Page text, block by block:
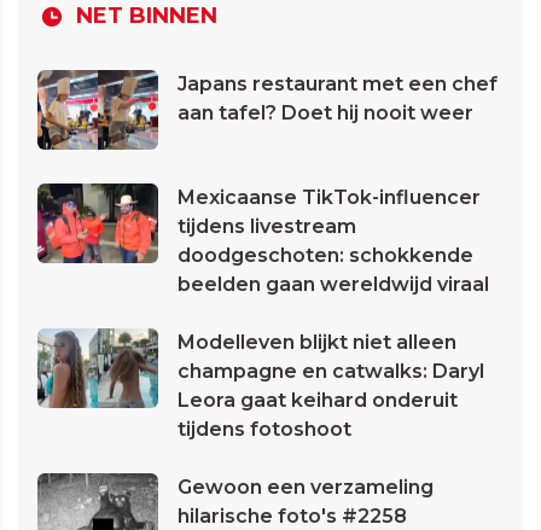
NET BINNEN
Japans restaurant met een chef
aan tafel? Doet hij nooit weer
Mexicaanse TikTok-influencer
tijdens livestream
doodgeschoten: schokkende
beelden gaan wereldwijd viraal
Modelleven blijkt niet alleen
champagne en catwalks: Daryl
Leora gaat keihard onderuit
tijdens fotoshoot
Gewoon een verzameling
hilarische foto's #2258